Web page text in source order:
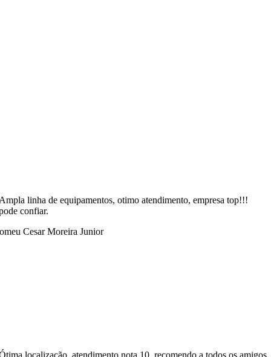
linha de equipamentos, otimo atendimento, empresa top!!!
confiar.
Cesar Moreira Junior
localização, atendimento nota 10, recomendo a todos os amigos